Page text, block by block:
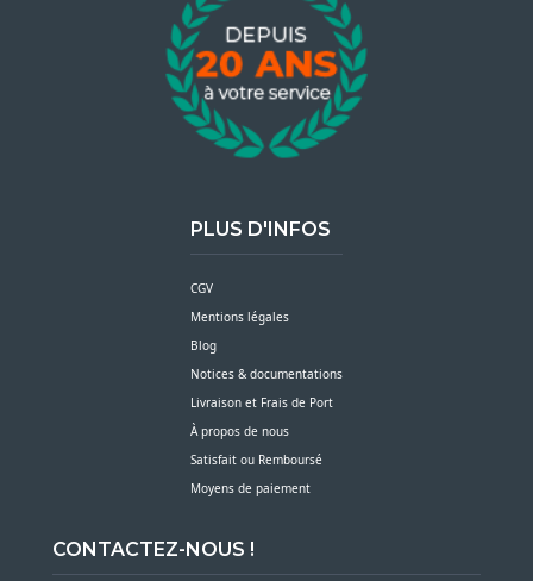
PLUS D'INFOS
CGV
Mentions légales
Blog
Notices & documentations
Livraison et Frais de Port
À propos de nous
Satisfait ou Remboursé
Moyens de paiement
CONTACTEZ-NOUS !